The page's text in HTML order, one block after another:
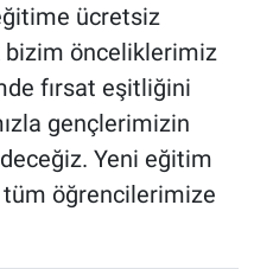
ücretsiz
önceliklerimiz
fırsat eşitliğini
gençlerimizin
Yeni eğitim
tüm öğrencilerimize